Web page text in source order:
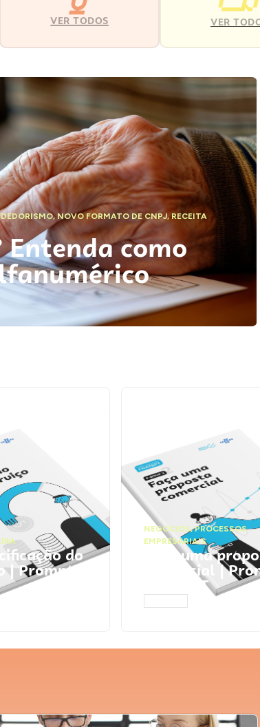
VER TODOS VER
,NOVO FORMATO DE CNPJ,RECEITA
como
do
| Prompts
NEGÓCIOS,PROCESSOS
EMPRESARIAIS
Faça uma
comercial |
ChatGPT